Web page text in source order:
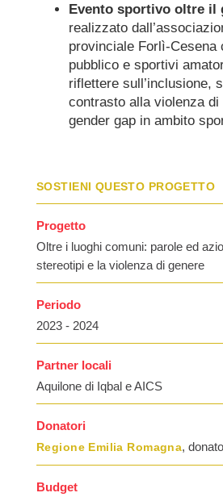
Evento sportivo oltre il
realizzato
provinciale Forlì-Cesena
pubblico e sportivi
riflettere sull’inclusione,
contrasto alla violenza di
gender gap in ambito
SOSTIENI QUESTO PROGETTO
Progetto
Oltre i luoghi comuni: parole ed
stereotipi e la violenza di genere
Periodo
2023 - 2024
Partner locali
Aquilone di Iqbal e AICS
Donatori
Regione Emilia Romagna,
Budget